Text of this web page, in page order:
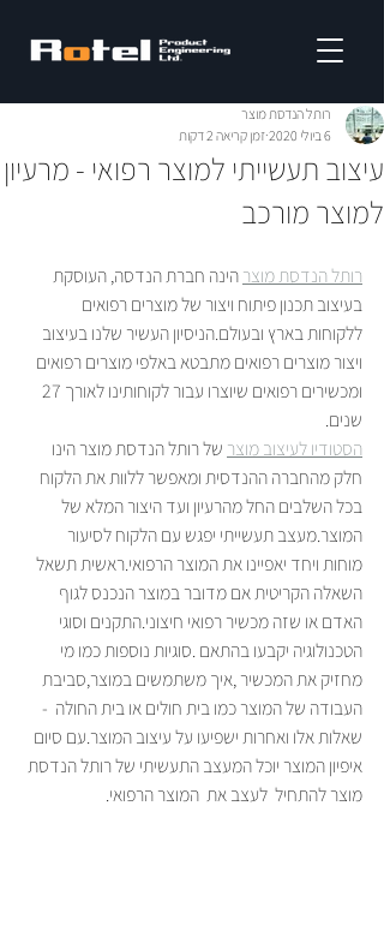
עיצוב תעשייתי למוצר רפואי - מרעיון
למוצר מורכב
רותל הנדסת מוצר
6 ביולי 2020
זמן קריאה 2 דקות
רותל הנדסת מוצר הינה חברת הנדסה, העוסקת
בעיצוב תכנון פיתוח ויצור של מוצרים רפואים
ללקוחות בארץ ובעולם.הניסיון העשיר שלנו בעיצוב
ויצור מוצרים רפואים מתבטא באלפי מוצרים רפואים
שנים.
הסטודיו לעיצוב מוצר של רותל הנדסת מוצר הינו
חלק מהחברה ההנדסית ומאפשר ללוות את הלקוח
בכל השלבים החל מהרעיון ועד היצור המלא של
המוצר.מעצב תעשייתי יפגש עם הלקוח לסיעור
מוחות ויחד יאפיינו את המוצר הרפואי.ראשית תשאל
השאלה הקריטית אם מדובר במוצר הנכנס לגוף
האדם או שזה מכשיר רפואי חיצוני.התקנים וסוגי
הטכנולוגיה יקבעו בהתאם .סוגיות נוספות כמו מי
מחזיק את המכשיר ,איך משתמשים במוצר,סביבת
העבודה של המוצר כמו בית חולים או בית החולה  -
שאלות אלו ואחרות ישפיעו על עיצוב המוצר.עם סיום
איפיון המוצר יוכל המעצב התעשיתי של רותל הנדסת
מוצר להתחיל  לעצב את  המוצר הרפואי.